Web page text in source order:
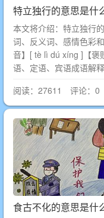
本文将介绍：特立独行
词、反义词、感情色彩
音】[ tè lì dú xíng ]【褒
语、定语、宾语成语解
阅读：27611 评论：0